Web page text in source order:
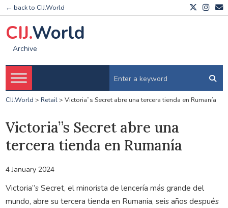
← back to CIJ.World
CIJ.World
Archive
CIJ.World > Retail> Victoria”s Secret abre una tercera tienda en Rumanía
Victoria”s Secret abre una
tercera tienda en Rumanía
4 January 2024
Victoria”s Secret, el minorista de lencería más grande del
mundo, abre su tercera tienda en Rumania, seis años después